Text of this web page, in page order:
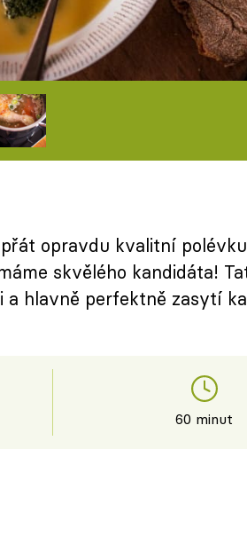
opravdu kvalitní
skvělého kandidáta!
a hlavně perfektně zasytí
60 minut